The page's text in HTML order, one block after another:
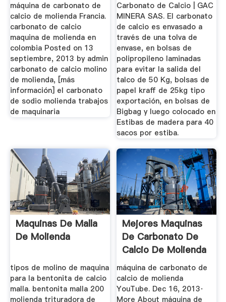
máquina de carbonato de
calcio de molienda Francia.
carbonato de calcio
maquina de molienda en
colombia Posted on 13
septiembre, 2013 by admin
carbonato de calcio molino
de molienda, [más
información] el carbonato
de sodio molienda trabajos
de maquinaria
Carbonato de Calcio | GAC
MINERA SAS. El carbonato
de calcio es envasado a
través de una tolva de
envase, en bolsas de
polipropileno laminadas
para evitar la salida del
talco de 50 Kg, bolsas de
papel kraff de 25kg tipo
exportación, en bolsas de
Bigbag y luego colocado en
Estibas de madera para 40
sacos por estiba.
Maquinas De Malla
De Molienda
tipos de molino de maquina
para la bentonita de calcio
malla. bentonita malla 200
molienda trituradora de
Mejores Maquinas
De Carbonato De
Calcio De Molienda
máquina de carbonato de
calcio de molienda
YouTube. Dec 16, 2013·
More About máquina de